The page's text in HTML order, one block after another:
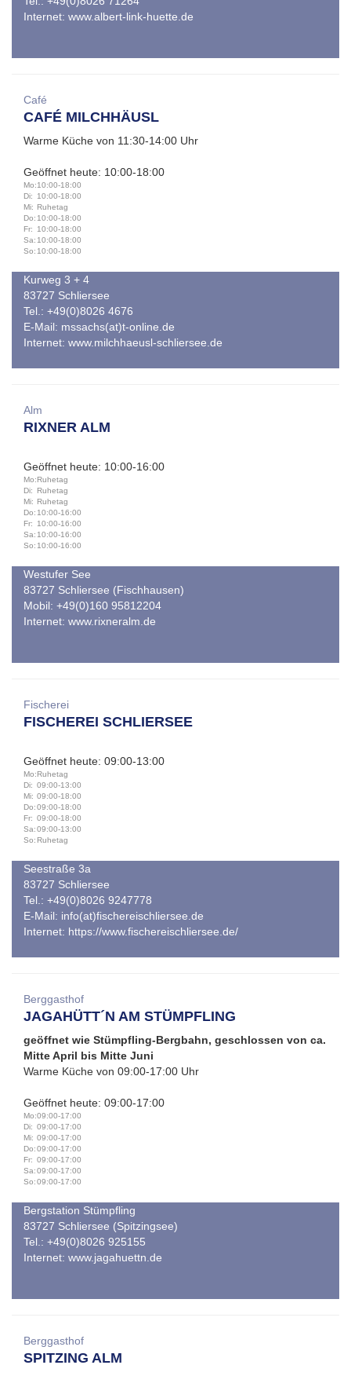
Internet: www.albert-link-huette.de
Café
CAFÉ MILCHHÄUSL
Warme Küche von 11:30-14:00 Uhr
Geöffnet heute: 10:00-18:00
Mo:10:00-18:00
Di:
10:00-18:00
Mi: Ruhetag
Do: 10:00-18:00
Fr:
10:00-18:00
Sa: 10:00-18:00
So: 10:00-18:00
Kurweg 3 + 4
83727 Schliersee
Tel.: +49(0)8026 4676
E-Mail: mssachs(at)t-online.de
Internet: www.milchhaeusl-schliersee.de
Alm
RIXNER ALM
Geöffnet heute: 10:00-16:00
Mo:Ruhetag
Di:
Ruhetag
Mi: Ruhetag
Do: 10:00-16:00
Fr:
10:00-16:00
Sa: 10:00-16:00
So: 10:00-16:00
Westufer See
83727 Schliersee (Fischhausen)
Mobil: +49(0)160 95812204
Internet: www.rixneralm.de
Fischerei
FISCHEREI SCHLIERSEE
Geöffnet heute: 09:00-13:00
Mo:Ruhetag
Di: 09:00-13:00
Mi: 09:00-18:00
Do:09:00-18:00
Fr: 09:00-18:00
Sa:09:00-13:00
So: Ruhetag
Seestraße 3a
83727 Schliersee
Tel.: +49(0)8026 9247778
E-Mail: info(at)fischereischliersee.de
Internet: https://www.fischereischliersee.de/
Berggasthof
JAGAHÜTT´N AM STÜMPFLING
geöffnet wie Stümpfling-Bergbahn, geschlossen von ca.
Mitte April bis Mitte Juni
Warme Küche von 09:00-17:00 Uhr
Geöffnet heute: 09:00-17:00
Mo:09:00-17:00
Di: 09:00-17:00
Mi: 09:00-17:00
Do:09:00-17:00
Fr: 09:00-17:00
Sa:09:00-17:00
So:09:00-17:00
Bergstation Stümpfling
83727 Schliersee (Spitzingsee)
Tel.: +49(0)8026 925155
Internet: www.jagahuettn.de
Berggasthof
SPITZING ALM